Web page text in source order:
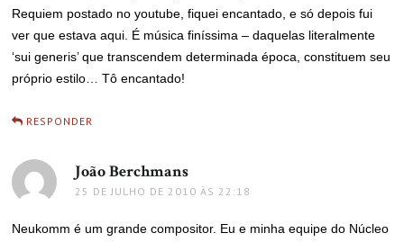
Requiem postado no youtube, fiquei encantado, e só depois fui
ver que estava aqui. É música finíssima – daquelas literalmente
‘sui generis’ que transcendem determinada época, constituem seu
próprio estilo… Tô encantado!
RESPONDER
João Berchmans
25 DE JULHO DE 2010 ÀS 22:18
Neukomm é um grande compositor. Eu e minha equipe do Núcleo